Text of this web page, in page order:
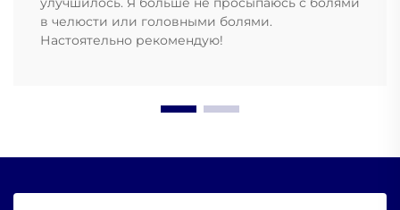
в челюсти или головными болями.
Настоятельно рекомендую!